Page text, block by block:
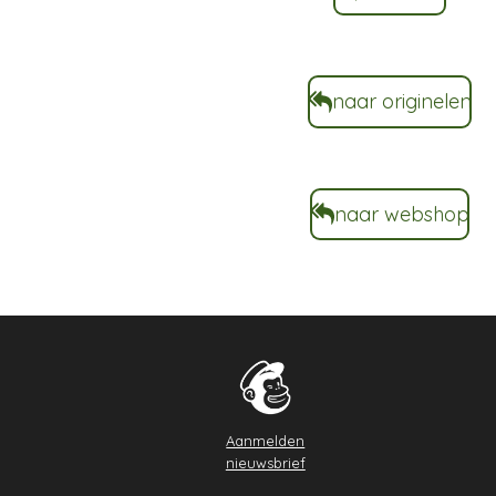
naar originelen
naar webshop
Aanmelden
nieuwsbrief